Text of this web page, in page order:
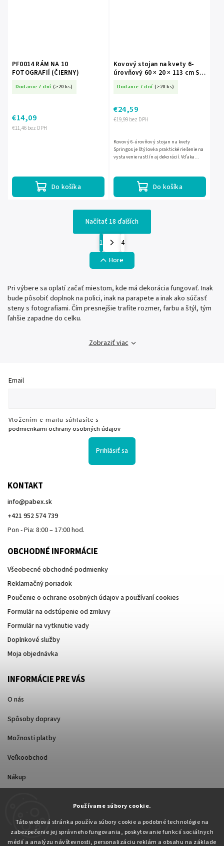
Používame súbory cookie.
Táto webová stránka používa súbory cookie a podobné technológie na
zabezpečenie jej správneho fungovania, poskytovanie funkcií sociálnych
médií a analýzu návštevnosti, personalizáciu reklám a obsahu na základe
PF0014 RÁM NA 10
FOTOGRAFIÍ (ČIERNY)
Dodanie 7 dní (>20 ks)
€11,46 bez DPH
€14,09
Do košíka
Kovový stojan na kvety 6-
úrovňový 60 × 20 × 113 cm S-
Dodanie 7 dní (>20 ks)
€19,99 bez DPH
€24,59
Do košíka
Kovový 6-úrovňový stojan na kvety
Springos je štýlové a praktické riešenie na
vystavenie rastlín aj dekorácií. Vďaka
Načítať 18 ďalších
1
4
Hore
Pri výbere sa oplatí začať miestom, kde má dekorácia fungovať. Inak
bude pôsobiť doplnok na polici, inak na parapete a inak ako súčasť
steny s fotografiami. Čím presnejšie trafíte rozmer, farbu a štýl, tým
ľahšie zapadne do celku.
Zobraziť viac
Email
Vložením e-mailu súhlasíte s
podmienkami ochrany osobných údajov
Prihlásiť sa
KONTAKT
info@pabex.sk
+421 952 574 739
Pon - Pia: 8:00 – 17:00 hod.
OBCHODNÉ INFORMÁCIE
Všeobecné obchodné podmienky
Reklamačný poriadok
Poučenie o ochrane osobných údajov a používaní cookies
Formulár na odstúpenie od zmluvy
Formulár na vytknutie vady
Doplnkové služby
Moja objednávka
INFORMÁCIE PRE VÁS
O nás
Spôsoby dopravy
Možnosti platby
Veľkoobchod
Nákup